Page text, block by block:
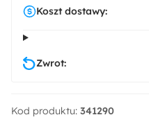
Koszt dostawy:
Zwrot:
Kod produktu: 341290